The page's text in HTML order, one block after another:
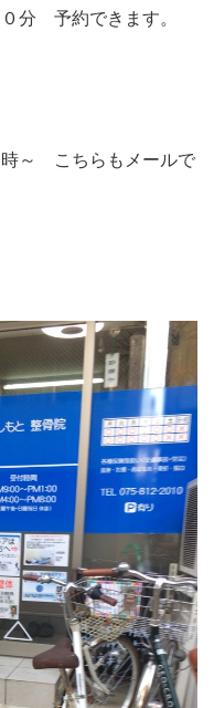
分 予約できます。
～ こちらもメールで